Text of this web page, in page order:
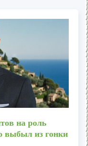
на роль
выбыл из гонки